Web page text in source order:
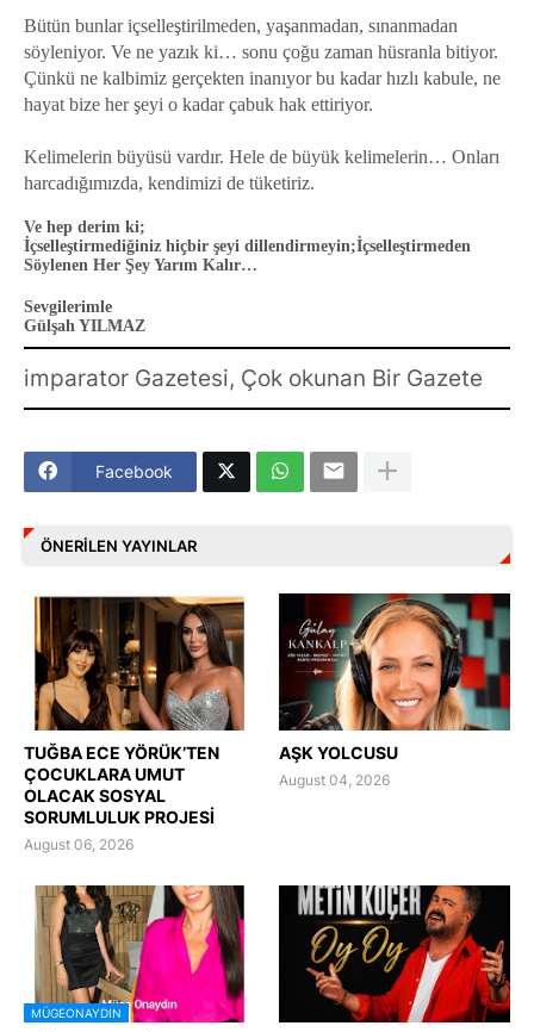
Bütün bunlar içselleştirilmeden, yaşanmadan, sınanmadan
söyleniyor. Ve ne yazık ki… sonu çoğu zaman hüsranla bitiyor.
Çünkü ne kalbimiz gerçekten inanıyor bu kadar hızlı kabule, ne
hayat bize her şeyi o kadar çabuk hak ettiriyor.
Kelimelerin büyüsü vardır. Hele de büyük kelimelerin… Onları
harcadığımızda, kendimizi de tüketiriz.
Ve hep derim ki;
İçselleştirmediğiniz hiçbir şeyi dillendirmeyin;İçselleştirmeden
Söylenen Her Şey Yarım Kalır…
Sevgilerimle
Gülşah YILMAZ
imparator Gazetesi, Çok okunan Bir Gazete
Facebook
ÖNERILEN YAYINLAR
TUĞBA ECE YÖRÜK’TEN
ÇOCUKLARA UMUT
OLACAK SOSYAL
SORUMLULUK PROJESİ
August 06, 2026
AŞK YOLCUSU
August 04, 2026
MÜGEONAYDIN